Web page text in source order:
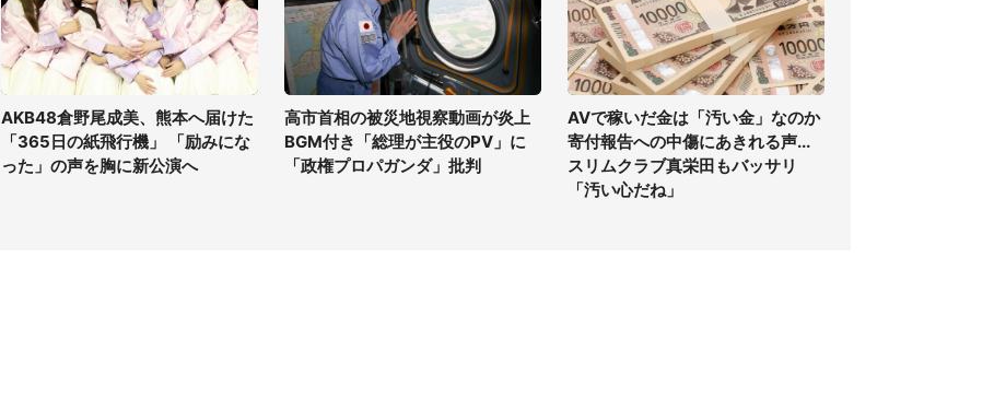
AKB48倉野尾成美、熊本へ届けた
「365日の紙飛行機」 「励みにな
った」の声を胸に新公演へ
高市首相の被災地視察動画が炎上
BGM付き「総理が主役のPV」に
「政権プロパガンダ」批判
AVで稼いだ金は「汚い金」なのか
寄付報告への中傷にあきれる声...
スリムクラブ真栄田もバッサリ
「汚い心だね」